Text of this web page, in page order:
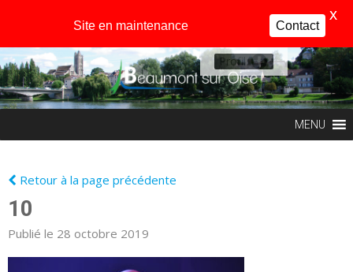
Profil
MENU
Retour à la page précédente
10
Publié le 28 octobre 2019
Site en maintenance Contact
X